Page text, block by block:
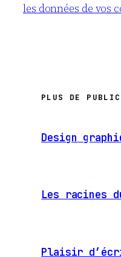
les données de vos
PLUS DE
Design
Les racines
Plaisir